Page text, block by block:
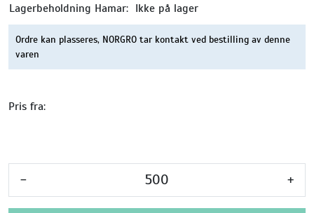
Lagerbeholdning Hamar: Ikke på lager
Ordre kan plasseres, NORGRO tar kontakt ved bestilling av denne
varen
Pris fra:
- +